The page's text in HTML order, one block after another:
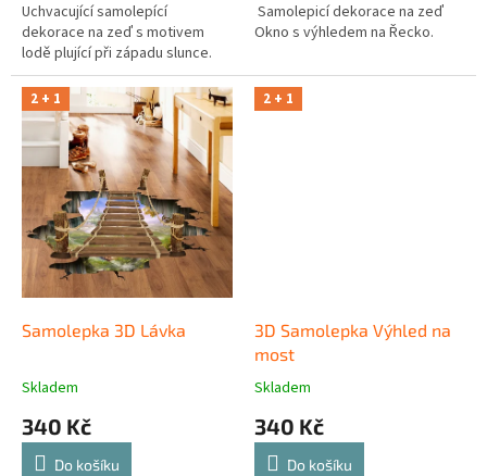
Uchvacující samolepící
dekorace na zeď s motivem
lodě plující při západu slunce.
Samolepicí dekorace na zeď
Okno s výhledem na Řecko.
2 + 1
Samolepka 3D Lávka
Skladem
340 Kč
Do košíku
2 + 1
3D Samolepka Výhled na
most
Skladem
340 Kč
Do košíku